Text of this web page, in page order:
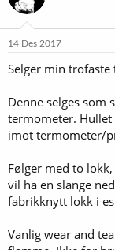
s
t
o
14 Des 2017
Selger min trofaste
Denne selges som
termometer.
imot termometer/
Følger med to
vil ha en slange
fabrikknytt lokk i
Vanlig wear and